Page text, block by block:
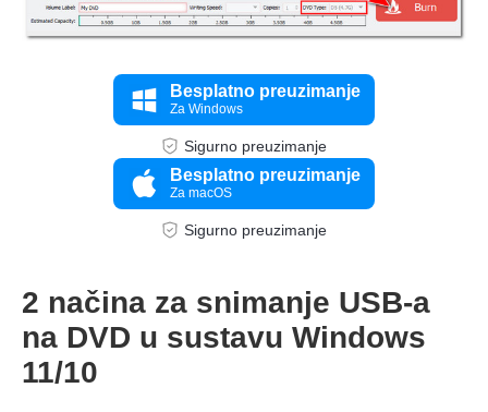
Besplatno preuzimanje
Za Windows
Sigurno preuzimanje
Besplatno preuzimanje
Za macOS
Sigurno preuzimanje
2 načina za snimanje USB-a
na DVD u sustavu Windows
11/10